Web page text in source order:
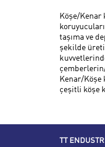
Köşe/Kenar
taşıma ve
şekilde
Kenar/Köşe
çeşitli köşe
TT